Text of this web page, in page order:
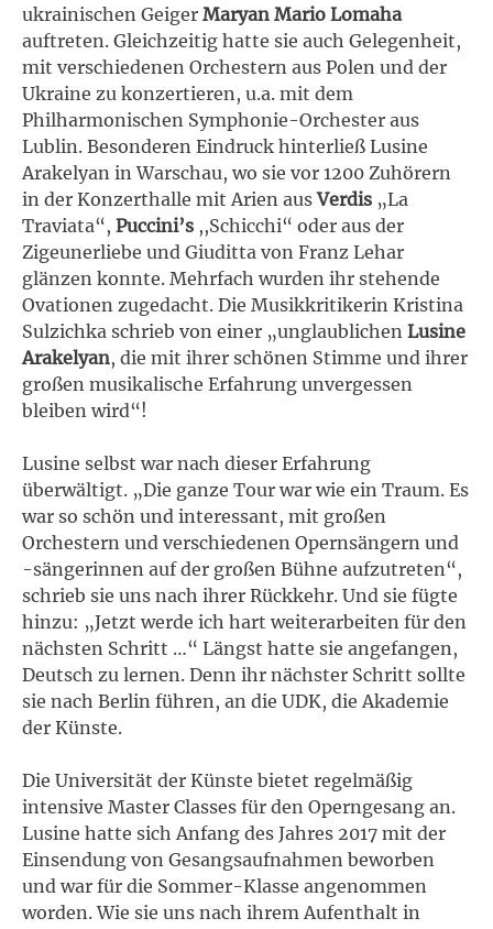
ukrainischen Geiger Maryan Mario Lomaha
auftreten. Gleichzeitig hatte sie auch Gelegenheit,
mit verschiedenen Orchestern aus Polen und der
Ukraine zu konzertieren, u.a. mit dem
Philharmonischen Symphonie-Orchester aus
Lublin. Besonderen Eindruck hinterließ Lusine
Arakelyan in Warschau, wo sie vor 1200 Zuhörern
in der Konzerthalle mit Arien ausVerdis „La
Traviata“, Puccini’s ,,Schicchi“ oder aus der
Zigeunerliebe und Giuditta von Franz Lehar
glänzen konnte. Mehrfach wurden ihr stehende
Ovationen zugedacht. Die Musikkritikerin Kristina
Sulzichka schrieb von einer „unglaublichen Lusine
Arakelyan, die mit ihrer schönen Stimme und ihrer
großen musikalische Erfahrung unvergessen
bleiben wird“!
Lusine selbst war nach dieser Erfahrung
überwältigt. „Die ganze Tour war wie ein Traum. Es
war so schön und interessant, mit großen
Orchestern und verschiedenen Opernsängern und
-sängerinnen auf der großen Bühne aufzutreten“,
schrieb sie uns nach ihrer Rückkehr. Und sie fügte
hinzu: „Jetzt werde ich hart weiterarbeiten für den
nächsten Schritt …“ Längst hatte sie angefangen,
Deutsch zu lernen. Denn ihr nächster Schritt sollte
sie nach Berlin führen, an die UDK, die Akademie
der Künste.
Die Universität der Künste bietet regelmäßig
intensive Master Classes für den Operngesang an.
Lusine hatte sich Anfang des Jahres 2017 mit der
Einsendung von Gesangsaufnahmen beworben
und war für die Sommer-Klasse angenommen
worden. Wie sie uns nach ihrem Aufenthalt in